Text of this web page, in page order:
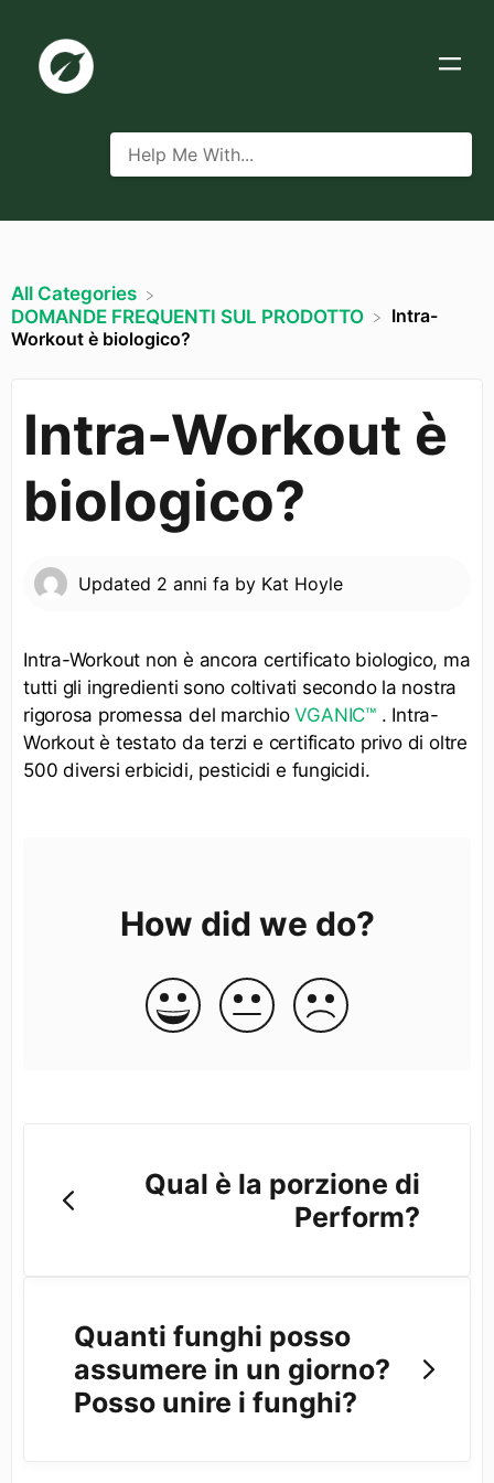
All Categories
​DOMANDE FREQUENTI SUL PRODOTTO
Intra-
Workout è biologico?
Intra-Workout è
biologico?
Updated 2 anni fa by Kat Hoyle
Intra-Workout non è ancora certificato biologico, ma
tutti gli ingredienti sono coltivati secondo la nostra
rigorosa promessa del marchioVGANIC™. Intra-
Workout è testato da terzi e certificato privo di oltre
500 diversi erbicidi, pesticidi e fungicidi.
How did we do?
Qual è la porzione di
Perform?
Quanti funghi posso
assumere in un giorno?
Posso unire i funghi?